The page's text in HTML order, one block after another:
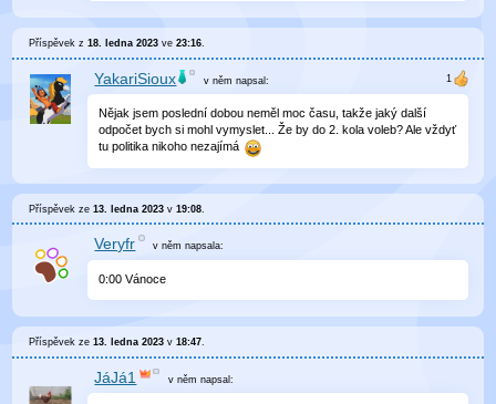
Příspěvek z18. ledna 2023 ve23:16
YakariSioux v němnapsal:
Nějak jsem poslední dobou neměl moc času, takže jaký další
odpočet bych si mohl vymyslet... Že by do 2. kola voleb? Ale vždyť
tu politika nikoho nezajímá
Příspěvek ze13. ledna 2023 v19:08
Veryfr v němnapsala:
0:00 Vánoce
Příspěvek ze13. ledna 2023 v18:47
JáJá1 v něm napsal: